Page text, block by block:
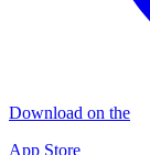
Download on the
App Store